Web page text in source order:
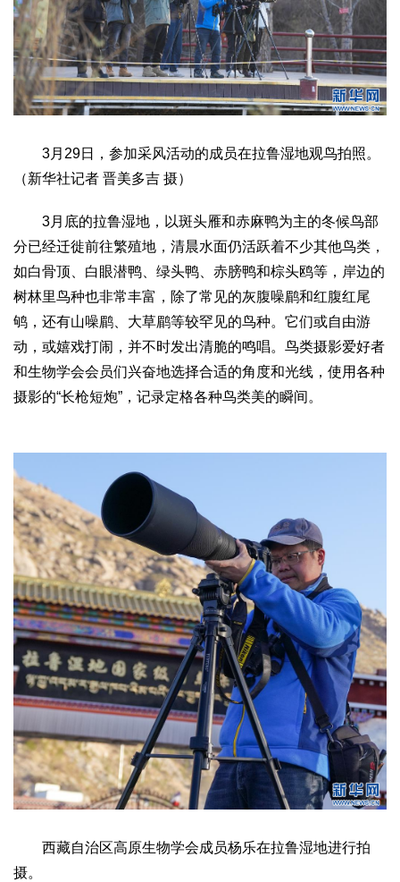
地方
京 冀 晋 蒙 辽 吉 黑 沪 苏 浙 皖
闽
赣
鲁 豫 鄂 湘 粤 桂 琼 渝 川 黔 滇
藏
陕
甘 青 宁 新 港 澳 台
地方动态 地方强音
在线期刊
2017 2016 2015 2018 2019
关于我们
杂志简介 杂志编委会 组织机构 联系我们 智慧中国动态
智慧城市
康养
工作动态 康养思语 明星老人
成果展示
政策发布 视频播报 工程案例
康养智库
合作伙伴
3月29日，参加采风活动的成员在拉鲁湿地观鸟拍照。
（新华社记者 晋美多吉 摄）
3月底的拉鲁湿地，以斑头雁和赤麻鸭为主的冬候鸟部
分已经迁徙前往繁殖地，清晨水面仍活跃着不少其他鸟类，
如白骨顶、白眼潜鸭、绿头鸭、赤膀鸭和棕头鸥等，岸边的
树林里鸟种也非常丰富，除了常见的灰腹噪鹛和红腹红尾
鸲，还有山噪鹛、大草鹛等较罕见的鸟种。它们或自由游
动，或嬉戏打闹，并不时发出清脆的鸣唱。鸟类摄影爱好者
和生物学会会员们兴奋地选择合适的角度和光线，使用各种
摄影的“长枪短炮”，记录定格各种鸟类美的瞬间。
西藏自治区高原生物学会成员杨乐在拉鲁湿地进行拍
摄。